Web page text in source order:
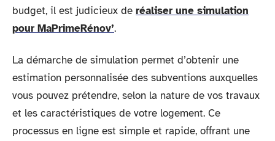
budget, il est judicieux de réaliser une simulation
pour MaPrimeRénov’.
La démarche de simulation permet d’obtenir une
estimation personnalisée des subventions auxquelles
vous pouvez prétendre, selon la nature de vos travaux
et les caractéristiques de votre logement. Ce
processus en ligne est simple et rapide, offrant une